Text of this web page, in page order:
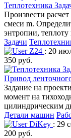
Теплотехника
Произвести
смеси m.
энтропии,
Задачи
Z24 : 20
350 руб.
Привод
Задание на
момент на
цилиндрическим
Детали машин
DiKey : 29
200 руб.